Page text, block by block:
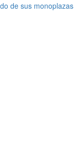
de sus monoplazas